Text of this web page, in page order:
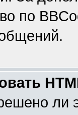
по